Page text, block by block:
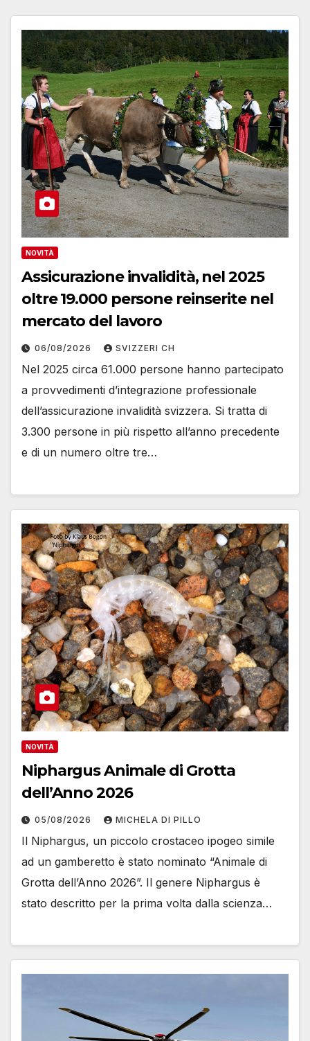
NOVITÀ
Assicurazione invalidità, nel 2025
oltre 19.000 persone reinserite nel
mercato del lavoro
06/08/2026 SVIZZERI CH
Nel 2025 circa 61.000 persone hanno partecipato
a provvedimenti d’integrazione professionale
dell’assicurazione invalidità svizzera. Si tratta di
3.300 persone in più rispetto all’anno precedente
e di un numero oltre tre…
NOVITÀ
Niphargus Animale di Grotta
dell’Anno 2026
05/08/2026 MICHELA DI PILLO
Il Niphargus, un piccolo crostaceo ipogeo simile
ad un gamberetto è stato nominato “Animale di
Grotta dell’Anno 2026”. Il genere Niphargus è
stato descritto per la prima volta dalla scienza…